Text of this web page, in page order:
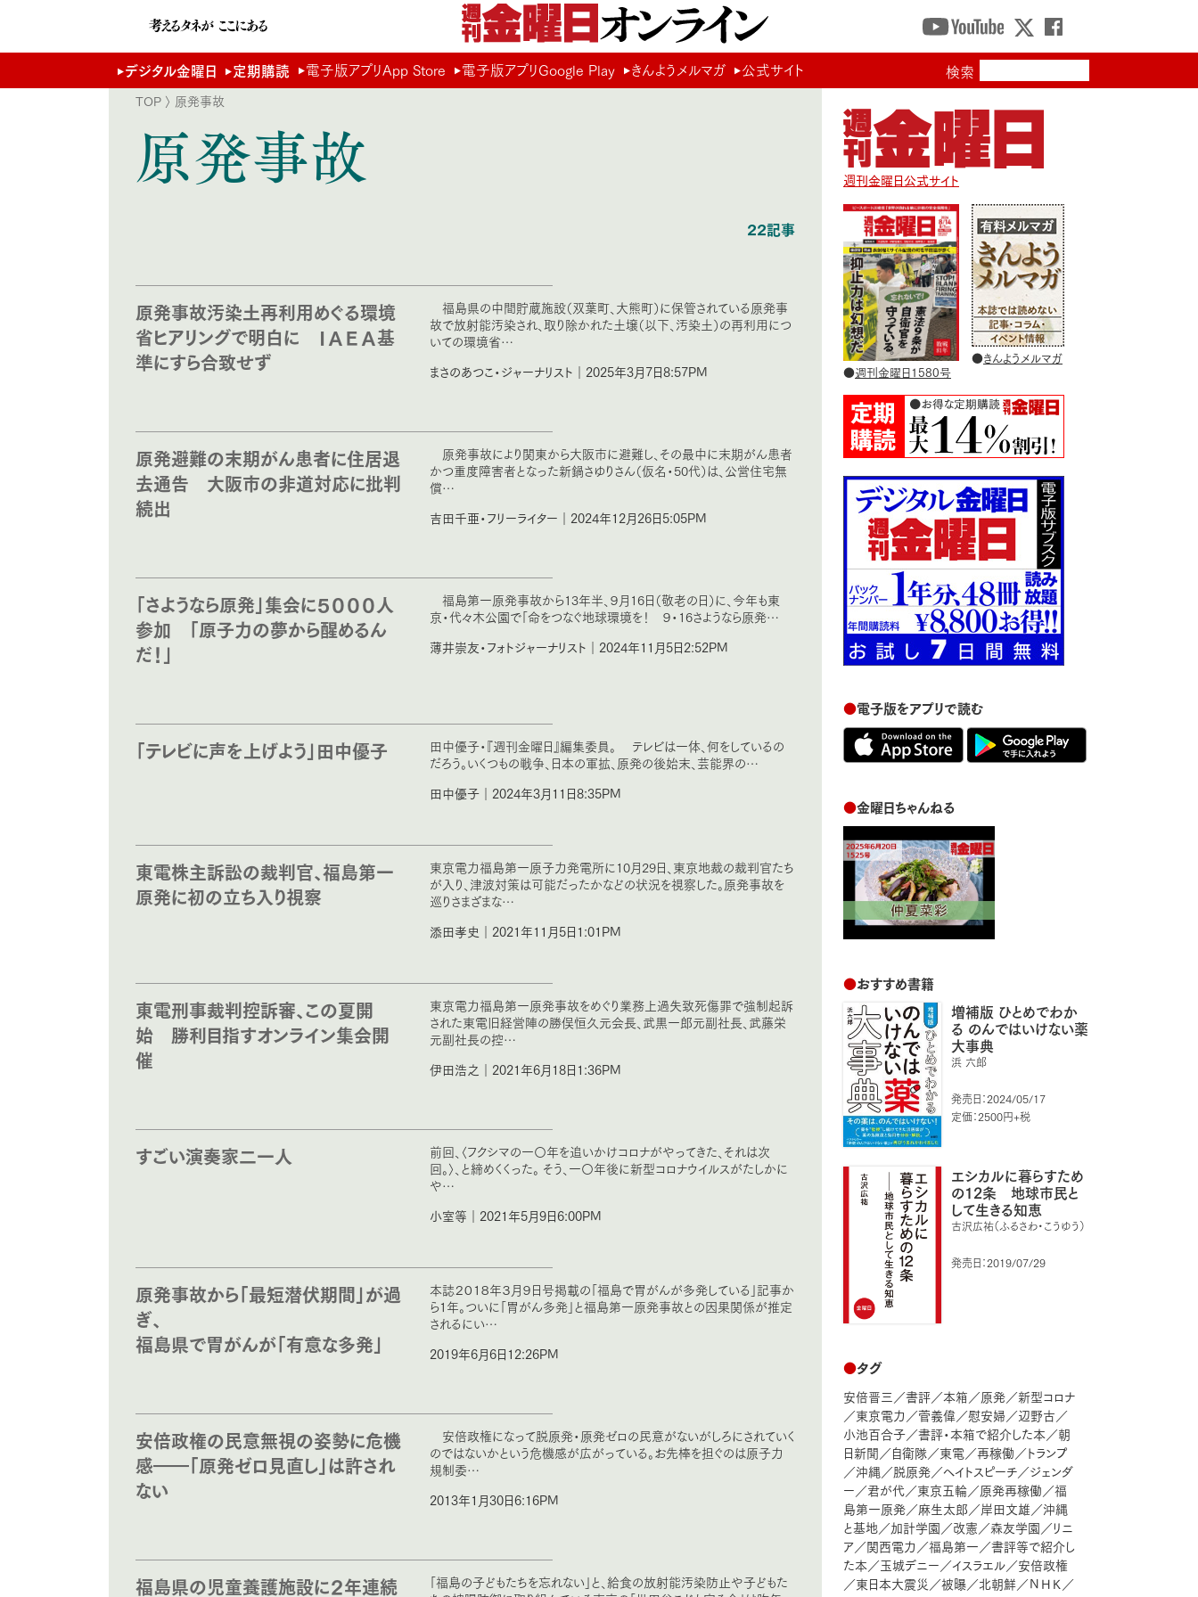
デジタル金曜日 定期購読 電子版アプリApp Store 電子版アプリGoogle Play きんようメルマガ 公式サイト 検索
TOP 〉 原発事故
原発事故
22記事
原発事故汚染土再利用めぐる環境
省ヒアリングで明白に ＩＡＥＡ基
準にすら合致せず
福島県の中間貯蔵施設（双葉町、大熊町）に保管されている原発事
故で放射能汚染され、取り除かれた土壌（以下、汚染土）の再利用につ
いての環境省…
まさのあつこ・ジャーナリスト｜2025年3月7日8:57PM
原発避難の末期がん患者に住居退
去通告 大阪市の非道対応に批判
続出
原発事故により関東から大阪市に避難し、その最中に末期がん患者
かつ重度障害者となった新鍋さゆりさん（仮名・50代）は、公営住宅無
償…
吉田千亜・フリーライター｜2024年12月26日5:05PM
「さようなら原発」集会に５０００人
参加 「原子力の夢から醒めるん
だ！」
福島第一原発事故から13年半、９月16日（敬老の日）に、今年も東
京・代々木公園で「命をつなぐ地球環境を！ ９・16さようなら原発…
薄井崇友・フォトジャーナリスト｜2024年11月5日2:52PM
「テレビに声を上げよう」田中優子
田中優子・『週刊金曜日』編集委員。 テレビは一体、何をしているの
だろう。いくつもの戦争、日本の軍拡、原発の後始末、芸能界の…
田中優子｜2024年3月11日8:35PM
東電株主訴訟の裁判官、福島第一
原発に初の立ち入り視察
東京電力福島第一原子力発電所に10月29日、東京地裁の裁判官たち
が入り、津波対策は可能だったかなどの状況を視察した。原発事故を
巡りさまざまな…
添田孝史｜2021年11月5日1:01PM
東電刑事裁判控訴審、この夏開
始 勝利目指すオンライン集会開
催
東京電力福島第一原発事故をめぐり業務上過失致死傷罪で強制起訴
された東電旧経営陣の勝俣恒久元会長、武黒一郎元副社長、武藤栄
元副社長の控…
伊田浩之｜2021年6月18日1:36PM
すごい演奏家二一人
前回、〈フクシマの一〇年を追いかけコロナがやってきた、それは次
回。〉、と締めくくった。 そう、一〇年後に新型コロナウイルスがたしかに
や…
小室等｜2021年5月9日6:00PM
原発事故から「最短潜伏期間」が過
ぎ、
福島県で胃がんが「有意な多発」
本誌２０１８年３月９日号掲載の「福島で胃がんが多発している」記事か
ら１年。ついに「胃がん多発」と福島第一原発事故との因果関係が推定
されるにい…
2019年6月6日12:26PM
安倍政権の民意無視の姿勢に危機
感――「原発ゼロ見直し」は許され
ない
安倍政権になって脱原発・原発ゼロの民意がないがしろにされていく
のではないかという危機感が広がっている。お先棒を担ぐのは原子力
規制委…
2013年1月30日6:16PM
福島県の児童養護施設に２年連続
「福島の子どもたちを忘れない」と、給食の放射能汚染防止や子どもた
週刊金曜日公式サイト
●週刊金曜日1580号
●きんようメルマガ
●電子版をアプリで読む
●金曜日ちゃんねる
●おすすめ書籍
増補版 ひとめでわか
る のんではいけない薬
大事典
浜 六郎
発売日：2024/05/17
定価：2500円+税
エシカルに暮らすため
の12条 地球市民と
して生きる知恵
古沢広祐（ふるさわ・こうゆう）
発売日：2019/07/29
●タグ
安倍晋三／書評／本箱／原発／新型コロナ
／東京電力／菅義偉／慰安婦／辺野古／
小池百合子／書評・本箱で紹介した本／朝
日新聞／自衛隊／東電／再稼働／トランプ
／沖縄／脱原発／ヘイトスピーチ／ジェンダ
ー／君が代／東京五輪／原発再稼働／福
島第一原発／麻生太郎／岸田文雄／沖縄
と基地／加計学園／改憲／森友学園／リニ
ア／関西電力／福島第一／書評等で紹介し
た本／玉城デニー／イスラエル／安倍政権
／東日本大震災／被曝／北朝鮮／ＮＨＫ／